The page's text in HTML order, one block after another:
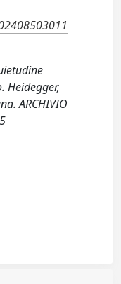
Heidegger,
ARCHIVIO